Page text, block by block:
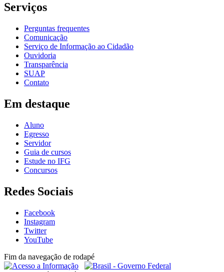
Serviços
Perguntas frequentes
Comunicação
Serviço de Informação ao Cidadão
Ouvidoria
Transparência
SUAP
Contato
Em destaque
Aluno
Egresso
Servidor
Guia de cursos
Estude no IFG
Concursos
Redes Sociais
Facebook
Instagram
Twitter
YouTube
Fim da navegação de rodapé